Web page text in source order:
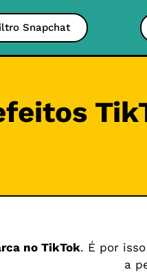
Snapchat
no TikTok. É por
a